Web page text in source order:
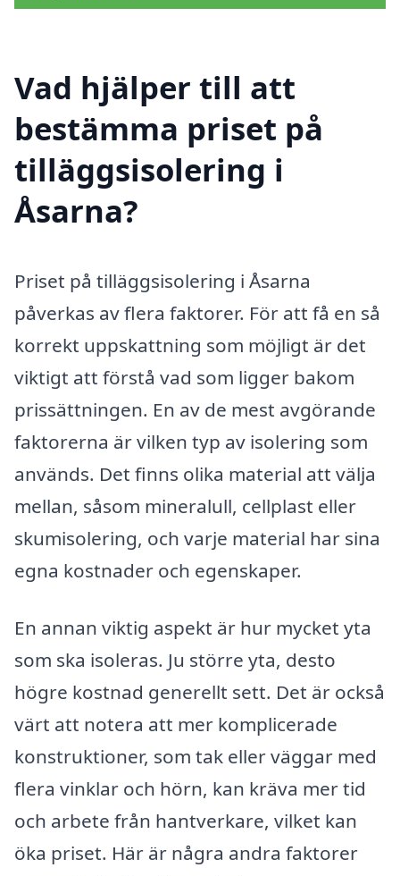
Vad hjälper till att
bestämma priset på
tilläggsisolering i
Åsarna?
Priset på tilläggsisolering i Åsarna
påverkas av flera faktorer. För att få en så
korrekt uppskattning som möjligt är det
viktigt att förstå vad som ligger bakom
prissättningen. En av de mest avgörande
faktorerna är vilken typ av isolering som
används. Det finns olika material att välja
mellan, såsom mineralull, cellplast eller
skumisolering, och varje material har sina
egna kostnader och egenskaper.
En annan viktig aspekt är hur mycket yta
som ska isoleras. Ju större yta, desto
högre kostnad generellt sett. Det är också
värt att notera att mer komplicerade
konstruktioner, som tak eller väggar med
flera vinklar och hörn, kan kräva mer tid
och arbete från hantverkare, vilket kan
öka priset. Här är några andra faktorer